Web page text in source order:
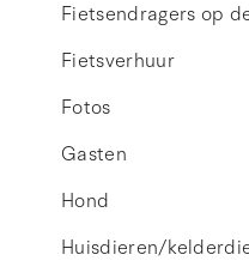
Fietsendragers op
Fietsverhuur
Fotos
Gasten
Hond
Huisdieren/